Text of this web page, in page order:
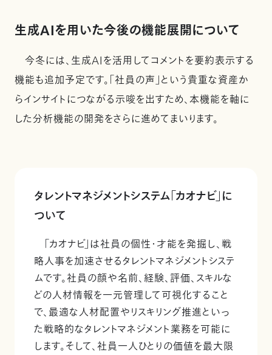
生成AIを用いた今後の機能展開について
今冬には、生成AIを活用してコメントを要約表示する
機能も追加予定です。「社員の声」という貴重な資産か
らインサイトにつながる示唆を出すため、本機能を軸に
した分析機能の開発をさらに進めてまいります。
タレントマネジメントシステム「カオナビ」に
ついて
「カオナビ」は社員の個性・才能を発掘し、戦
略人事を加速させるタレントマネジメントシステ
ムです。社員の顔や名前、経験、評価、スキルな
どの人材情報を一元管理して可視化すること
で、最適な人材配置やリスキリング推進といっ
た戦略的なタレントマネジメント業務を可能に
します。そして、社員一人ひとりの価値を最大限